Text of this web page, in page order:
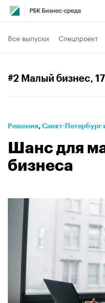
Все выпуски Спецпроект
#2 Малый бизнес,
Решения⁠, Санкт-Петербург
Шанс для
бизнеса